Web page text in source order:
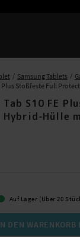
Samsung Tablets
Plus Stoßfeste Full
Tab S10 FE
Hülle
Auf Lager (Über 20
DEN WARENKORB